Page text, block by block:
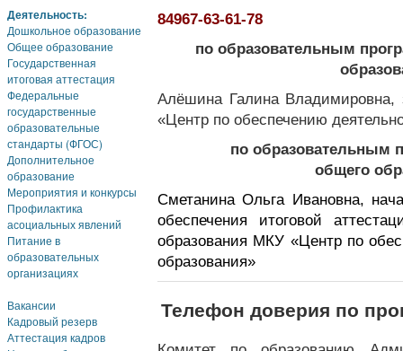
Деятельность:
Дошкольное образование
Общее образование
Государственная
итоговая аттестация
Федеральные
государственные
образовательные
стандарты (ФГОС)
Дополнительное
образование
Мероприятия и конкурсы
Профилактика
асоциальных явлений
Питание в
образовательных
организациях
Вакансии
Кадровый резерв
Аттестация кадров
84967-63-61-78
по образовательным
Алёшина Галина Владимировна,
«Центр по обеспечению
по образовательным
общего
Сметанина Ольга Ивановна,
обеспечения итоговой
образования МКУ «Центр по
образования»
Телефон доверия по